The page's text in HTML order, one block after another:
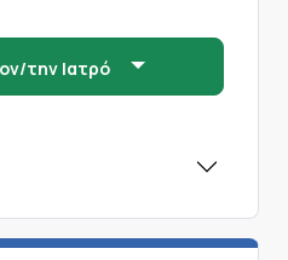
την Ιατρό